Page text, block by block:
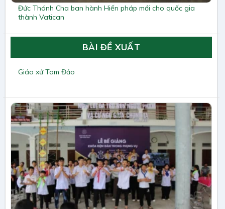
Đức Thánh Cha ban hành Hiến pháp mới cho quốc gia
thành Vatican
BÀI ĐỀ XUẤT
Giáo xứ Tam Đảo